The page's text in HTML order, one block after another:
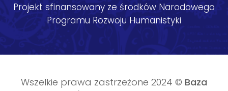
Projekt sfinansowany ze środków Narodowego
Programu Rozwoju Humanistyki
Wszelkie prawa zastrzeżone 2024 © Baza